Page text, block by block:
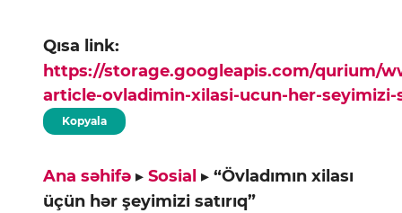
Qısa link:
https://storage.googleapis.com/qurium/
article-ovladimin-xilasi-ucun-her-
Kopyala
Ana səhifə ▸ Sosial ▸ “Övladımın xilası
üçün hər şeyimizi satırıq”